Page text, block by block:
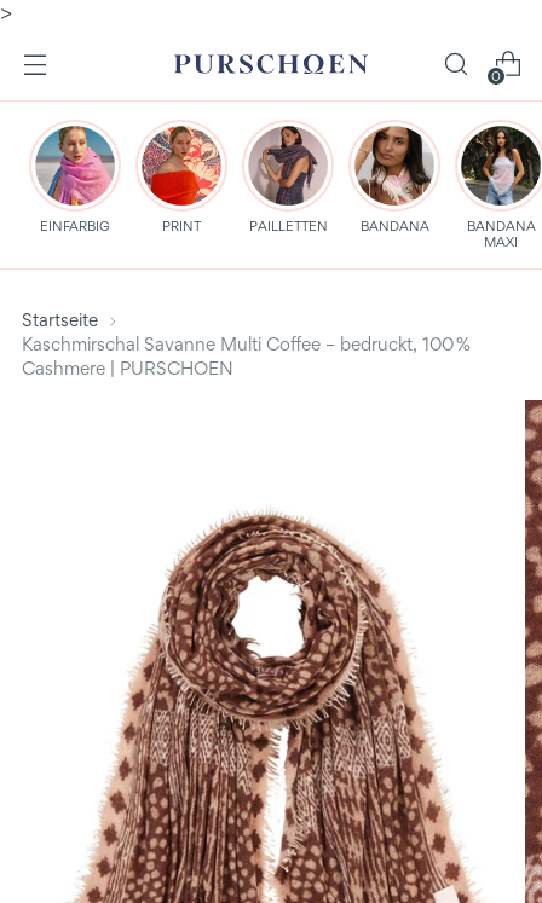
>
0
EINFARBIG PRINT PAILLETTEN BANDANA
BANDANA
MAXI
Startseite
Kaschmirschal Savanne Multi Coffee – bedruckt, 100 %
Cashmere | PURSCHOEN